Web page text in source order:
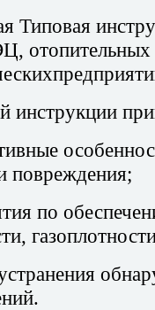
Типовая
отопительных
инструкции
повреждения;
по